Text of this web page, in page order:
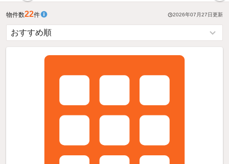
物件数22件 2026年07月27日更新